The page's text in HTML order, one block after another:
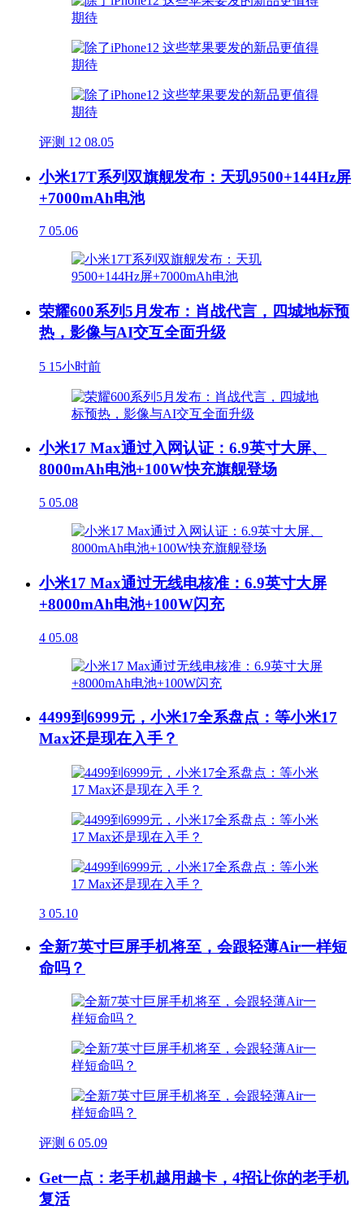
评测 12 08.05
小米17T系列双旗舰发布：天玑9500+144Hz屏
+7000mAh电池
7 05.06
荣耀600系列5月发布：肖战代言，四城地标预
热，影像与AI交互全面升级
5 15小时前
小米17 Max通过入网认证：6.9英寸大屏、
8000mAh电池+100W快充旗舰登场
5 05.08
小米17 Max通过无线电核准：6.9英寸大屏
+8000mAh电池+100W闪充
4 05.08
4499到6999元，小米17全系盘点：等小米17
Max还是现在入手？
3 05.10
全新7英寸巨屏手机将至，会跟轻薄Air一样短
命吗？
评测 6 05.09
Get一点：老手机越用越卡，4招让你的老手机
复活